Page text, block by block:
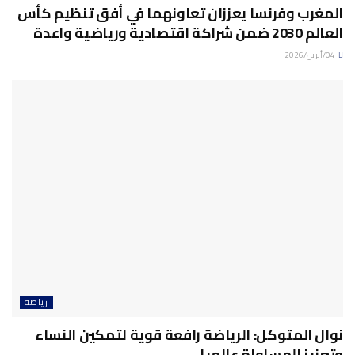
المغرب وفرنسا يعززان تعاونهما في أفق تنظيم كأس
العالم 2030 ضمن شراكة اقتصادية ورياضية واعدة
رياضة
نوال المتوكل: الرياضة رافعة قوية لتمكين النساء